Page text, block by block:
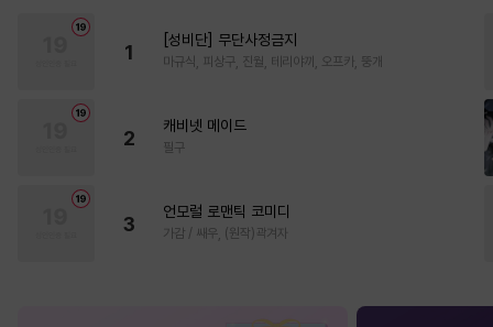
1
[성비단] 무단사정금지
마규식, 피상구, 진월, 테리야끼, 오프카, 뚱개
2
캐비넷 메이드
필구
3
언모럴 로맨틱 코미디
가감 / 쌔우, (원작)곽겨자